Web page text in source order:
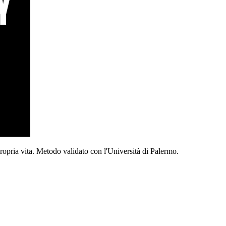
vita. Metodo validato con l'Università di Palermo.